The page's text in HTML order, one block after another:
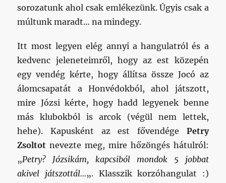
sorozatunk ahol csak emlékezünk. Úgyis csak a
múltunk maradt… na mindegy.
Itt most legyen elég annyi a hangulatról és a
kedvenc jeleneteimről, hogy az est közepén
egy vendég kérte, hogy állítsa össze Jocó az
álomcsapatát a Honvédokból, ahol játszott,
mire Józsi kérte, hogy hadd legyenek benne
más klubokból is arcok (végül nem lettek,
hehe). Kapusként az est fővendége Petry
Zsoltotnevezte meg, mire hőzöngés hátulról:
„Petry? Józsikám, kapcsiból mondok 5 jobbat
akivel játszottál…„. Klasszik korzóhangulat :)